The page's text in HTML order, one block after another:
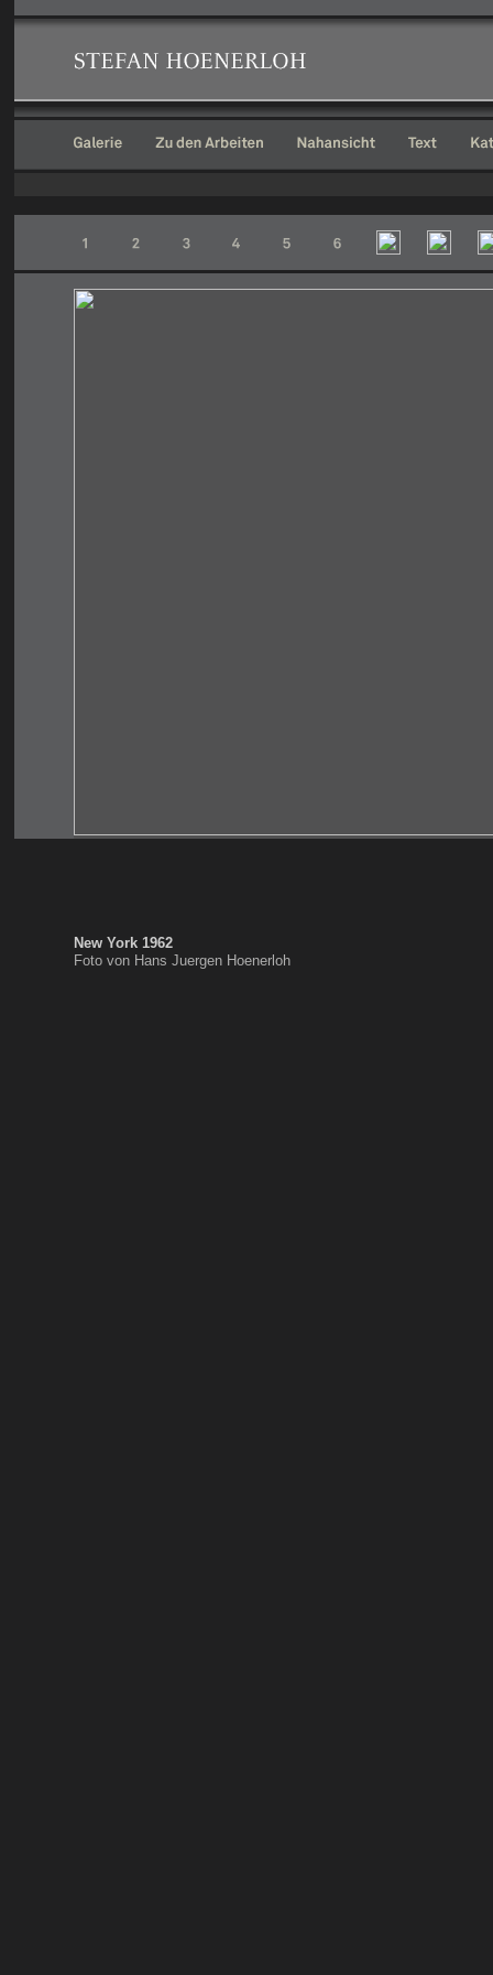
New York 1962
Foto von Hans Juergen Hoenerloh